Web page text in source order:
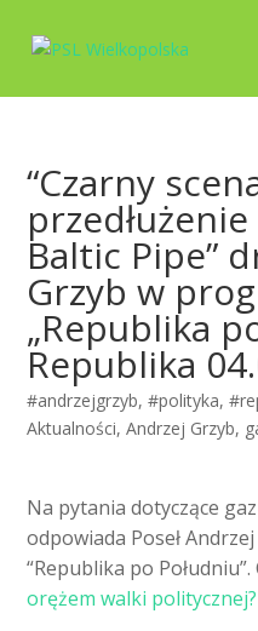
“Czarny
Baltic Pipe”
Grzyb w
„Republika
Republika
#andrzejgrzyb,#polityka,
Aktualności,Andrzej Grzyb,
Na pytania dotyczące
odpowiada Poseł
“Republika po
orężem walki